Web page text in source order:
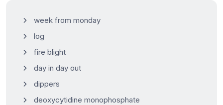
week from monday
log
fire blight
day in day out
dippers
deoxycytidine monophosphate